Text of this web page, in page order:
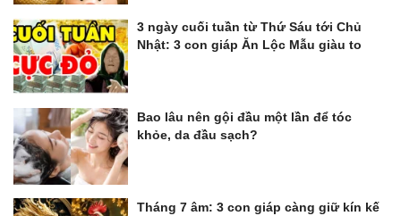
3 ngày cuối tuần từ Thứ Sáu tới Chủ
Nhật: 3 con giáp Ăn Lộc Mẫu giàu to
Bao lâu nên gội đầu một lần để tóc
khỏe, da đầu sạch?
Tháng 7 âm: 3 con giáp càng giữ kín kế